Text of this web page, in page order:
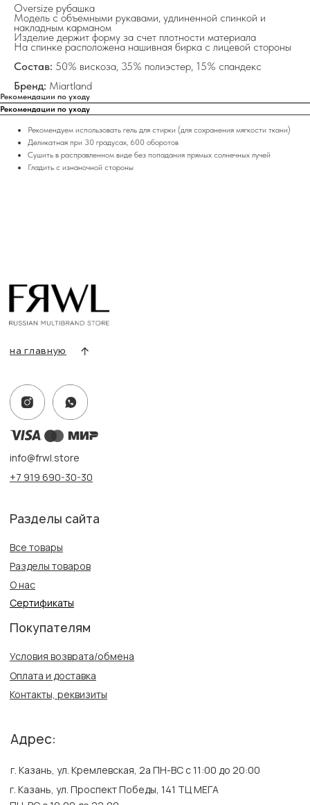
Oversize рубашка
Модель с объемными рукавами, удлиненной спинкой и
накладным карманом
Изделие держит форму за счет плотности материала
На спинке расположена нашивная бирка с лицевой стороны
Состав: 50% вискоза, 35% полиэстер, 15% спандекс
Бренд: Miartland
Рекомендации по уходу
Рекомендации по уходу
Рекомендуем использовать гель для стирки (для сохранения мягкости ткани)
Деликатная при 30 градусах, 600 оборотов
Сушить в расправленном виде без попадания прямых солнечных лучей
Гладить с изнаночной стороны
Разделы сайта
Информация
Политика конфиденциальности
Создание сайта
на главную
Адрес:
г. Казань, ул. Проспект Победы, 141 ТЦ МЕГА
info@frwl.store
+7 919 690-30-30